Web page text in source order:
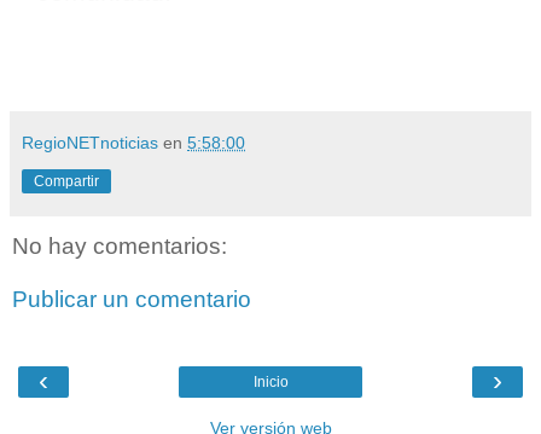
RegioNETnoticias en 5:58:00
Compartir
No hay comentarios:
Publicar un comentario
‹ ›
Inicio
Ver versión web